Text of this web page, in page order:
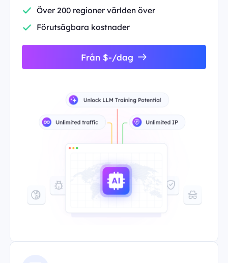
Över 200 regioner världen över
Förutsägbara kostnader
Från $-/dag